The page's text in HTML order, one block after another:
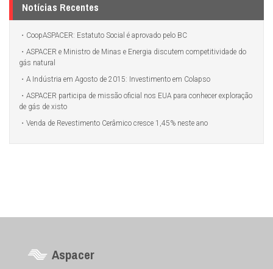
Notícias Recentes
CoopASPACER: Estatuto Social é aprovado pelo BC
ASPACER e Ministro de Minas e Energia discutem competitividade do
gás natural
A Indústria em Agosto de 2015: Investimento em Colapso
ASPACER participa de missão oficial nos EUA para conhecer exploração
de gás de xisto
Venda de Revestimento Cerâmico cresce 1,45% neste ano
Aspacer